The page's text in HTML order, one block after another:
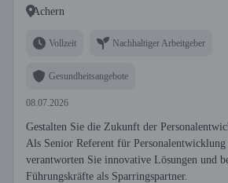
Achern
Vollzeit Nachhaltiger Arbeitgeber
Gesundheitsangebote
08.07.2026
Gestalten Sie die Zukunft der
Als Senior Referent für
verantworten Sie innovative Lösungen und
Führungskräfte als Sparringspartner.